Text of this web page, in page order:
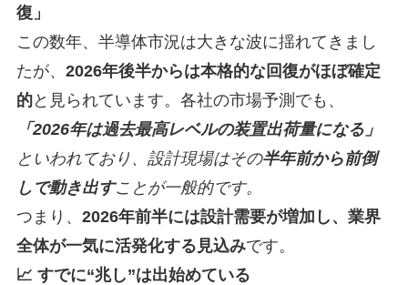
復」
この数年、半導体市況は大きな波に揺れてきまし
たが、 2026年後半からは本格的な回復がほぼ確定
的と見られています。各社の市場予測でも、
「2026年は過去最高レベルの装置出荷量になる」
といわれており、設計現場はその半年前から前倒
しで動き出すことが一般的です。
つまり、 2026年前半には設計需要が増加し、業界
全体が一気に活発化する見込みです。
📈 すでに“兆し”は出始めている